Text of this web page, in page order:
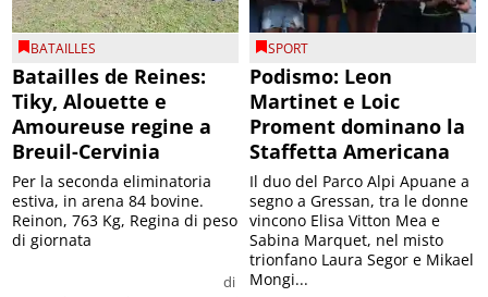
BATAILLES
Batailles de Reines:
Tiky, Alouette e
Amoureuse regine a
Breuil-Cervinia
di
Per la seconda eliminatoria
estiva, in arena 84 bovine.
Reinon, 763 Kg, Regina di peso
di giornata
SPORT
Podismo: Leon
Martinet e Loic
Proment dominano la
Staffetta Americana
Il duo del Parco Alpi Apuane a
segno a Gressan, tra le donne
vincono Elisa Vitton Mea e
Sabina Marquet, nel misto
trionfano Laura Segor e Mikael
Mongi...